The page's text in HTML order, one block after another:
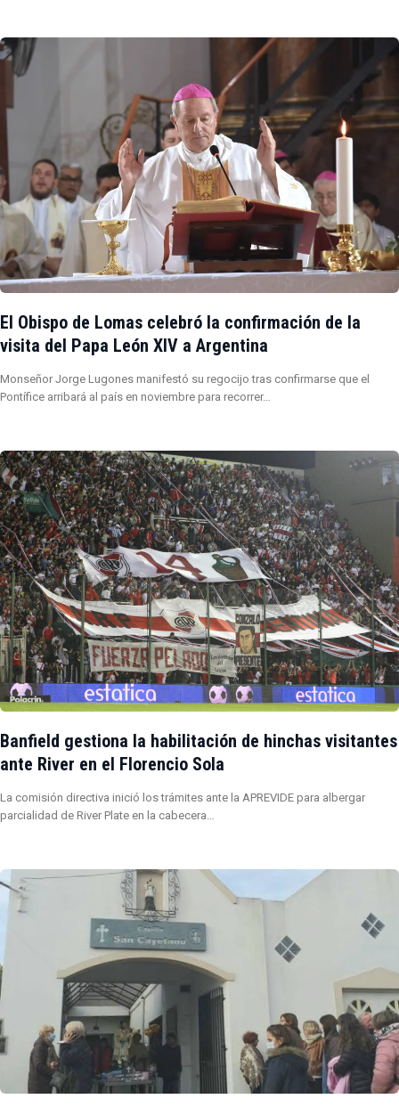
El Obispo de Lomas celebró la confirmación de la
visita del Papa León XIV a Argentina
Monseñor Jorge Lugones manifestó su regocijo tras confirmarse que el
Pontífice arribará al país en noviembre para recorrer…
Banfield gestiona la habilitación de hinchas visitantes
ante River en el Florencio Sola
La comisión directiva inició los trámites ante la APREVIDE para albergar
parcialidad de River Plate en la cabecera…